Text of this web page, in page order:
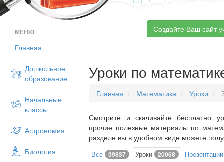
МЕНЮ
Главная
Дошкольное
образование
Начальные
классы
Астрономия
Биология
Создайте Ваш сайт
Уроки по
Главная Математика Уроки
Смотрите и скачивайте бесплатно
прочие полезные материалы по
разделе вы в удобном виде можете
Все 39837 Уроки 20068